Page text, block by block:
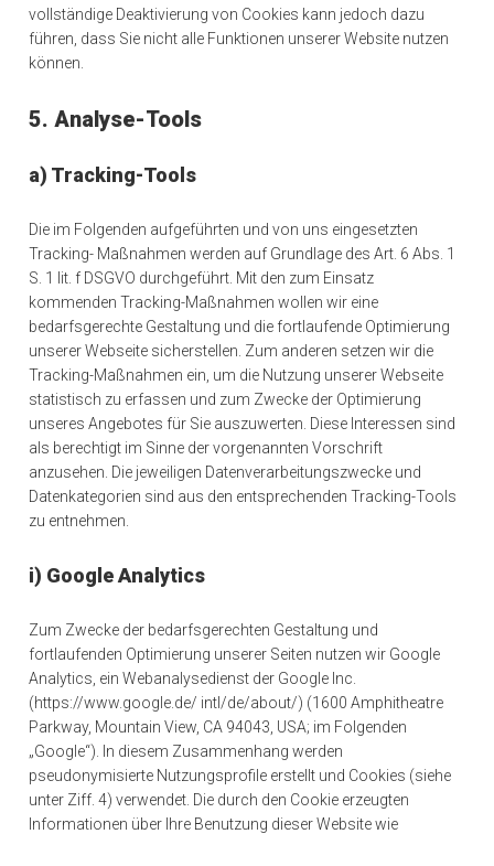
vollständige Deaktivierung von Cookies kann jedoch dazu
führen, dass Sie nicht alle Funktionen unserer Website nutzen
können.
5. Analyse-Tools
a) Tracking-Tools
Die im Folgenden aufgeführten und von uns eingesetzten
Tracking- Maßnahmen werden auf Grundlage des Art. 6 Abs. 1
S. 1 lit. f DSGVO durchgeführt. Mit den zum Einsatz
kommenden Tracking-Maßnahmen wollen wir eine
bedarfsgerechte Gestaltung und die fortlaufende Optimierung
unserer Webseite sicherstellen. Zum anderen setzen wir die
Tracking-Maßnahmen ein, um die Nutzung unserer Webseite
statistisch zu erfassen und zum Zwecke der Optimierung
unseres Angebotes für Sie auszuwerten. Diese Interessen sind
als berechtigt im Sinne der vorgenannten Vorschrift
anzusehen. Die jeweiligen Datenverarbeitungszwecke und
Datenkategorien sind aus den entsprechenden Tracking-Tools
zu entnehmen.
i) Google Analytics
Zum Zwecke der bedarfsgerechten Gestaltung und
fortlaufenden Optimierung unserer Seiten nutzen wir Google
Analytics, ein Webanalysedienst der Google Inc.
(https://www.google.de/ intl/de/about/) (1600 Amphitheatre
Parkway, Mountain View, CA 94043, USA; im Folgenden
„Google“). In diesem Zusammenhang werden
pseudonymisierte Nutzungsprofile erstellt und Cookies (siehe
unter Ziff. 4) verwendet. Die durch den Cookie erzeugten
Informationen über Ihre Benutzung dieser Website wie